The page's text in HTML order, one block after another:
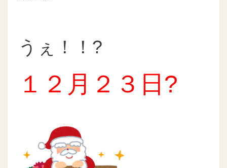
うぇ！！?
１２月２３日?